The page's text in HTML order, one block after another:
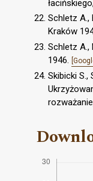
Schletz A.,
Kraków
Schletz A.,
1946.
Skibicki S.,